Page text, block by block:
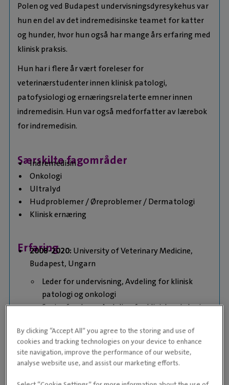
Polen og ved Budapest undervisningsdyresykehus var
hun en del av det indremedisinske teamet for katter
og hunder, hvor hun også har mange års erfaring med
klinisk praksis.
Hun har i flere år vært foreleser for
veterinærstudenter innen klinisk patologi,
patofysiologi og ernæringsrelaterte emner innen
indremedisin. Hun var også medforfatter av lærebok
for indremedisin.
Særskilte fagområder
Indremedisin
Onkologi
Ultralyd
Hudproblemer / Øreproblemer / Dermatologi
Klinisk ernæring
Erfaring
2008-2020: University of Veterinary Medicine,
Budapest, Ungarn
Leder for undervisning, Avdeling for klinisk
patologi og onkologi
Senior foreleser, Avdeling for klinisk patologi
Assisterende foreleser, Avdeling for
indremedisin
2007–2008:Veterinær,Hungarian Food Safety
By clicking “Accept All” you agree to the storing and use of
cookies and tracking technologies on your device to enhance
site navigation, improve the performance of our website,
analyse website use, and assist our marketing efforts.